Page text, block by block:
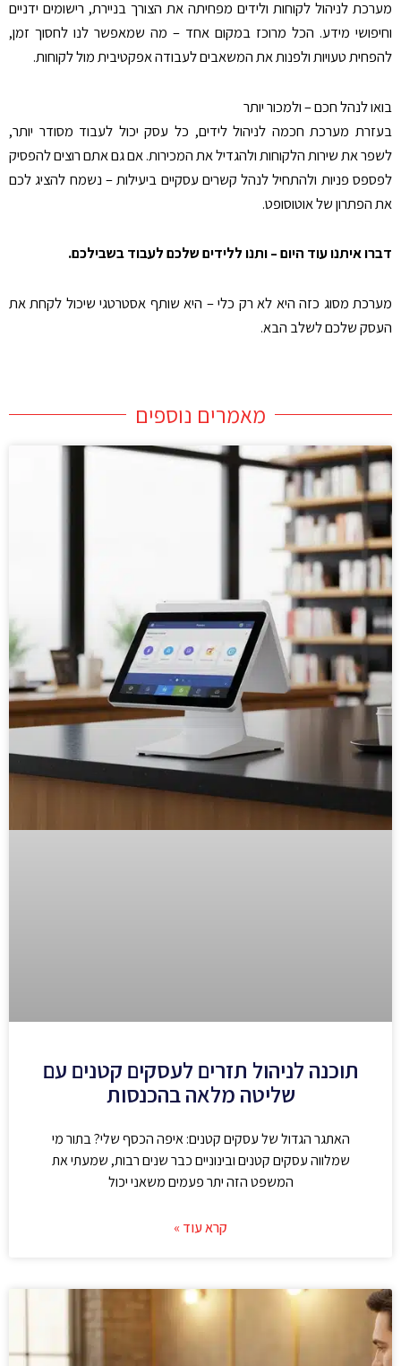
מערכת לניהול לקוחות ולידים מפחיתה את הצורך בניירת, רישומים ידניים
וחיפושי מידע. הכל מרוכז במקום אחד – מה שמאפשר לנו לחסוך זמן,
להפחית טעויות ולפנות את המשאבים לעבודה אפקטיבית מול לקוחות.
בואו לנהל חכם – ולמכור יותר
בעזרת מערכת חכמה לניהול לידים, כל עסק יכול לעבוד מסודר יותר,
לשפר את שירות הלקוחות ולהגדיל את המכירות. אם גם אתם רוצים להפסיק
לפספס פניות ולהתחיל לנהל קשרים עסקיים ביעילות – נשמח להציג לכם
את הפתרון של אוטוסופט.
דברו איתנו עוד היום – ותנו ללידים שלכם לעבוד בשבילכם.
מערכת מסוג כזה היא לא רק כלי – היא שותף אסטרטגי שיכול לקחת את
העסק שלכם לשלב הבא.
מאמרים נוספים
תוכנה לניהול תזרים לעסקים קטנים עם
שליטה מלאה בהכנסות
האתגר הגדול של עסקים קטנים: איפה הכסף שלי? בתור מי
שמלווה עסקים קטנים ובינוניים כבר שנים רבות, שמעתי את
המשפט הזה יתר פעמים משאני יכול
קרא עוד »